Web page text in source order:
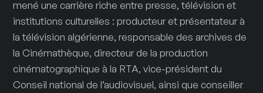
mené une carrière riche entre presse, télévision et
institutions culturelles : producteur et présentateur à
la télévision algérienne, responsable des archives de
la Cinémathèque, directeur de la production
cinématographique à la RTA, vice-président du
Conseil national de l’audiovisuel, ainsi que conseiller